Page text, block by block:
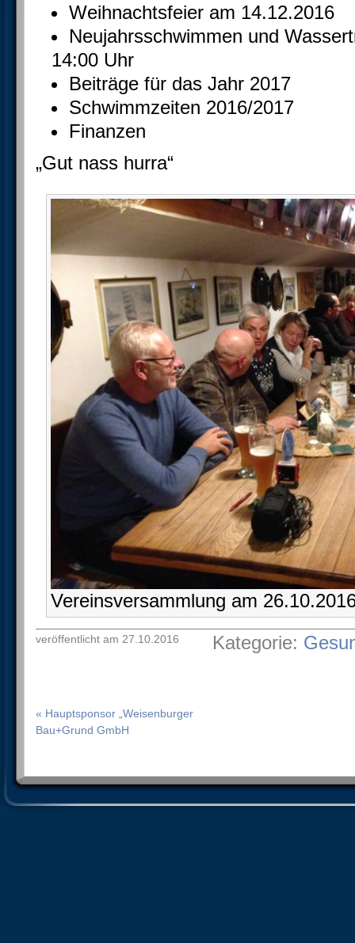
Weihnachtsfeier am 14.12.2016
Neujahrsschwimmen und
14:00 Uhr
Beiträge für das Jahr 2017
Schwimmzeiten 2016/2017
Finanzen
„Gut nass hurra“
Vereinsversammlung am
veröffentlicht am 27.10.2016 Kategorie:
« Hauptsponsor „Weisenburger
Bau+Grund GmbH